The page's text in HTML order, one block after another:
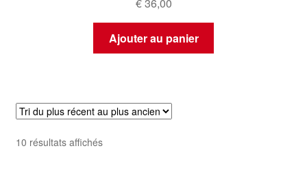
€36,00
Ajouter au panier
10 résultats affichésTrié